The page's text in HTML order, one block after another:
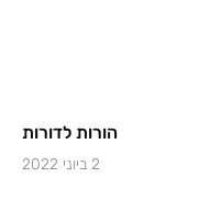
הורות לדורות
2 ביוני 2022